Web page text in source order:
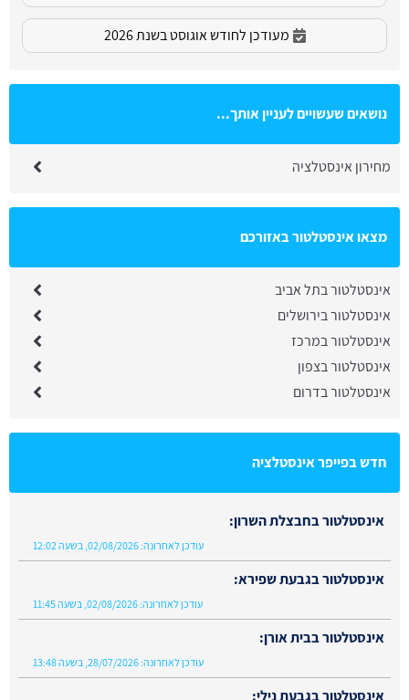
מעודכן לחודש אוגוסט בשנת 2026
נושאים שעשויים לעניין אותך...
מחירון אינסטלציה
מצאו אינסטלטור באזורכם
אינסטלטור בתל אביב
אינסטלטור בירושלים
אינסטלטור במרכז
אינסטלטור בצפון
אינסטלטור בדרום
חדש בפייפר אינסטלציה
אינסטלטור בגבעת שפירא:
עודכן לאחרונה:02/08/2026, בשעה 11:45
עודכן לאחרונה:28/07/2026, בשעה 13:48
אינסטלטור בגבעת נילי:
עודכן לאחרונה:28/07/2026, בשעה 11:56